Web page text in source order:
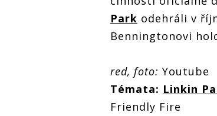
Park odehráli v
Benningtonovi
red, foto: Youtube
Témata: Linkin
Friendly Fire